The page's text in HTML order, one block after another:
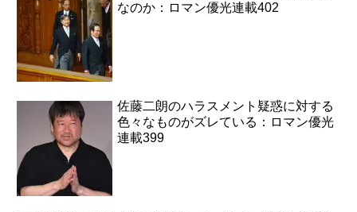
なのか：ロマン優光連載402
佐藤二朗のハラスメント疑惑に対する
色々なものがズレている：ロマン優光
連載399